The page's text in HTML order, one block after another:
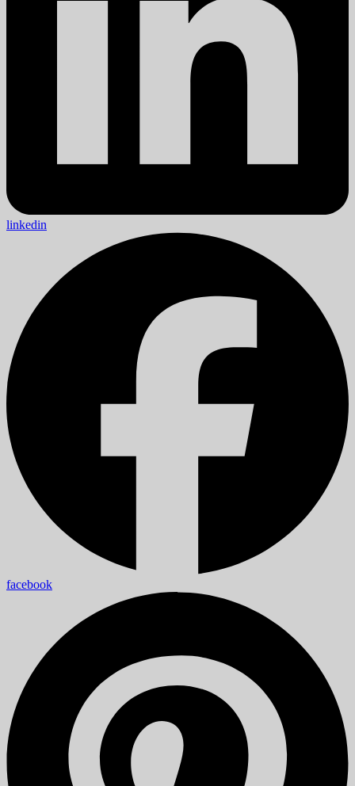
linkedin
facebook